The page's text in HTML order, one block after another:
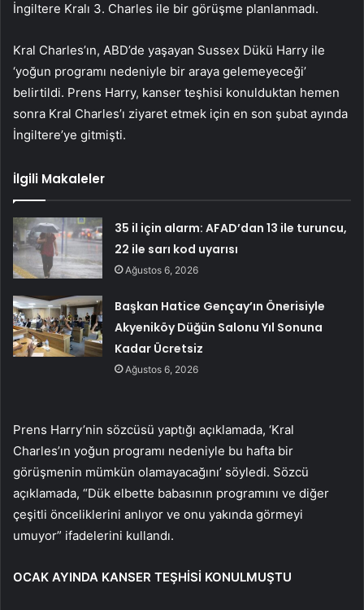
İngiltere Kralı 3. Charles ile bir görüşme planlanmadı.
Kral Charles’ın, ABD’de yaşayan Sussex Dükü Harry ile
‘yoğun programı nedeniyle bir araya gelemeyeceği’
belirtildi. Prens Harry, kanser teşhisi konulduktan hemen
sonra Kral Charles’ı ziyaret etmek için en son şubat ayında
İngiltere’ye gitmişti.
İlgili Makaleler
35 il için alarm: AFAD’dan 13 ile turuncu,
22 ile sarı kod uyarısı
Ağustos 6, 2026
Başkan Hatice Gençay’ın Önerisiyle
Akyeniköy Düğün Salonu Yıl Sonuna
Kadar Ücretsiz
Ağustos 6, 2026
Prens Harry’nin sözcüsü yaptığı açıklamada, ‘Kral
Charles’ın yoğun programı nedeniyle bu hafta bir
görüşmenin mümkün olamayacağını’ söyledi. Sözcü
açıklamada, “Dük elbette babasının programını ve diğer
çeşitli önceliklerini anlıyor ve onu yakında görmeyi
umuyor” ifadelerini kullandı.
OCAK AYINDA KANSER TEŞHİSİ KONULMUŞTU